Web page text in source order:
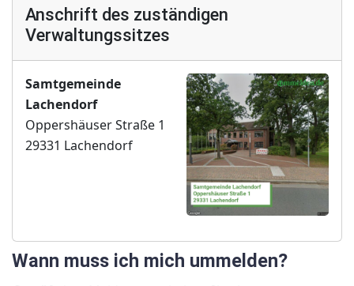
Anschrift des zuständigen
Verwaltungssitzes
Samtgemeinde
Lachendorf
Oppershäuser Straße 1
29331 Lachendorf
Wann muss ich mich ummelden?